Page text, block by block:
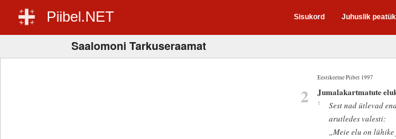
Piibel.NET Sisukord Juhuslik
Saalomoni Tarkuseraamat
Eestikeelne Piibel 1997
2 Jumalakartmatute
1
Sest nad ütlevad
arutledes valesti:
„Meie elu on